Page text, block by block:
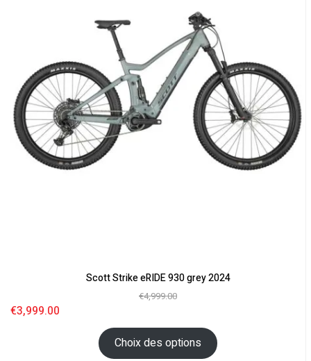
Scott Strike eRIDE 930 grey 2024
€4,999.00
€3,999.00
Choix des options